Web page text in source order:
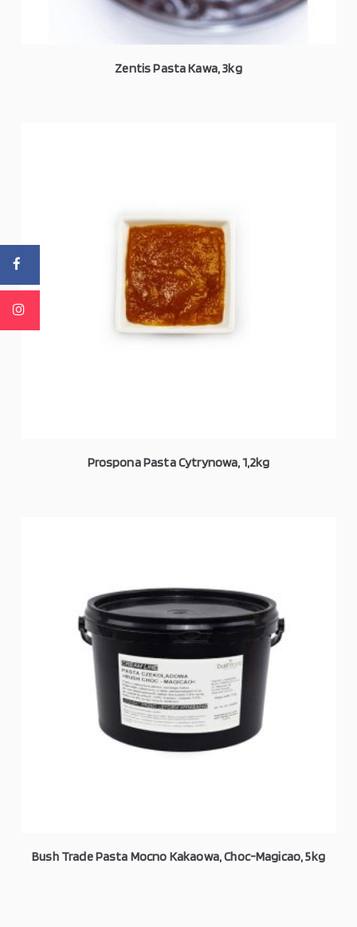
Zentis Pasta Kawa, 3kg
Prospona Pasta Cytrynowa, 1,2kg
Bush Trade Pasta Mocno Kakaowa, Choc-Magicao, 5kg